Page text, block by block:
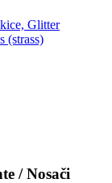
Glitter
(strass)
/ Nosači